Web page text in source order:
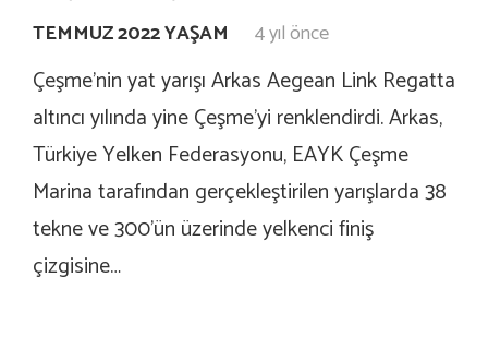
TEMMUZ 2022 YAŞAM 4 yıl önce
Çeşme’nin yat yarışı Arkas Aegean Link Regatta
altıncı yılında yine Çeşme’yi renklendirdi. Arkas,
Türkiye Yelken Federasyonu, EAYK Çeşme
Marina tarafından gerçekleştirilen yarışlarda 38
tekne ve 300’ün üzerinde yelkenci finiş
çizgisine…